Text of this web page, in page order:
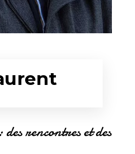
rencontres et des